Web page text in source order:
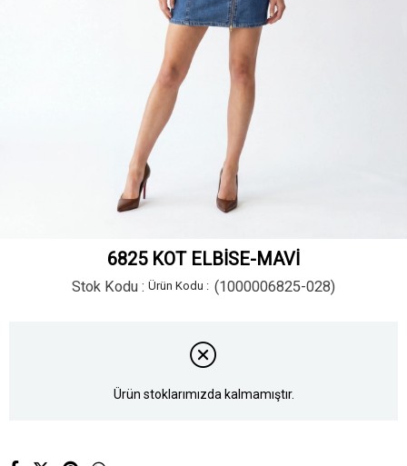
6825 KOT ELBİSE-MAVİ
Stok Kodu (1000006825-028)
Ürün stoklarımızda kalmamıştır.